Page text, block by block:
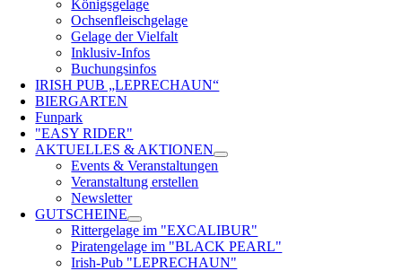
Königsgelage
Ochsenfleischgelage
Gelage der Vielfalt
Inklusiv-Infos
Buchungsinfos
IRISH PUB „LEPRECHAUN“
BIERGARTEN
Funpark
"EASY RIDER"
AKTUELLES & AKTIONEN
Events & Veranstaltungen
Veranstaltung erstellen
Newsletter
GUTSCHEINE
Rittergelage im "EXCALIBUR"
Piratengelage im "BLACK PEARL"
Irish-Pub "LEPRECHAUN"